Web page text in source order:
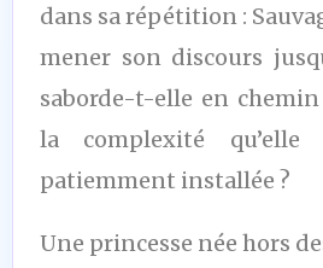
dans sa répétition :
mener son discours
saborde-t-elle en
la complexité qu’elle
patiemment installée ?
Une princesse née hors